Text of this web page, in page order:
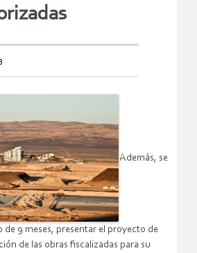
Además, se
de 9 meses, presentar el proyecto de
de las obras fiscalizadas para su